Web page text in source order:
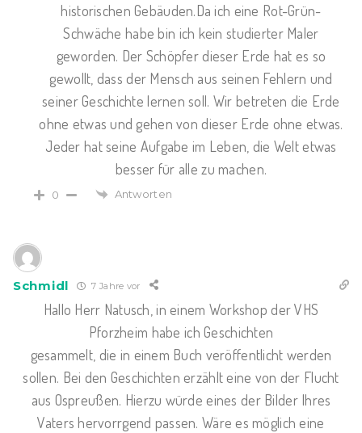
historischen Gebäuden.Da ich eine Rot-Grün-
Schwäche habe bin ich kein studierter Maler
geworden. Der Schöpfer dieser Erde hat es so
gewollt, dass der Mensch aus seinen Fehlern und
seiner Geschichte lernen soll. Wir betreten die Erde
ohne etwas und gehen von dieser Erde ohne etwas.
Jeder hat seine Aufgabe im Leben, die Welt etwas
besser für alle zu machen.
0 Antworten
Schmidl 7 Jahre vor
Hallo Herr Natusch, in einem Workshop der VHS
Pforzheim habe ich Geschichten
gesammelt, die in einem Buch veröffentlicht werden
sollen. Bei den Geschichten erzählt eine von der Flucht
aus Ospreußen. Hierzu würde eines der Bilder Ihres
Vaters hervorrgend passen. Wäre es möglich eine